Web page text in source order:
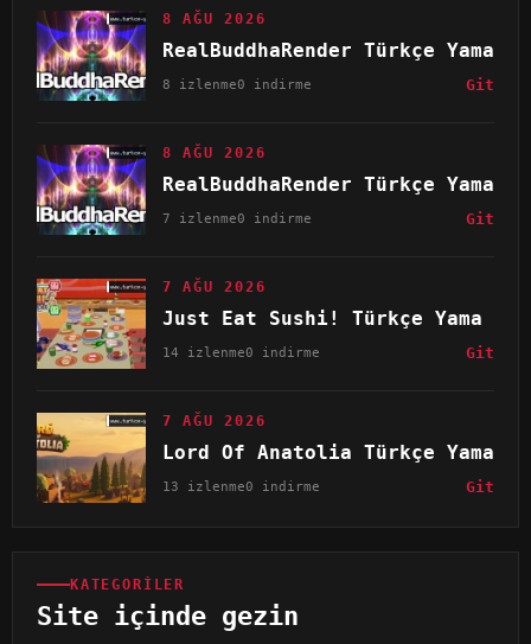
8 AĞU 2026
RealBuddhaRender Türkçe Yama
8 izlenme0 indirme Git
8 AĞU 2026
RealBuddhaRender Türkçe Yama
7 izlenme0 indirme Git
7 AĞU 2026
Just Eat Sushi! Türkçe Yama
14 izlenme0 indirme Git
7 AĞU 2026
Lord Of Anatolia Türkçe Yama
13 izlenme0 indirme Git
KATEGORILER
Site içinde gezin